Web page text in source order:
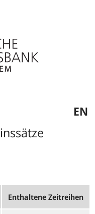
EN
Enthaltene Zeitreihen